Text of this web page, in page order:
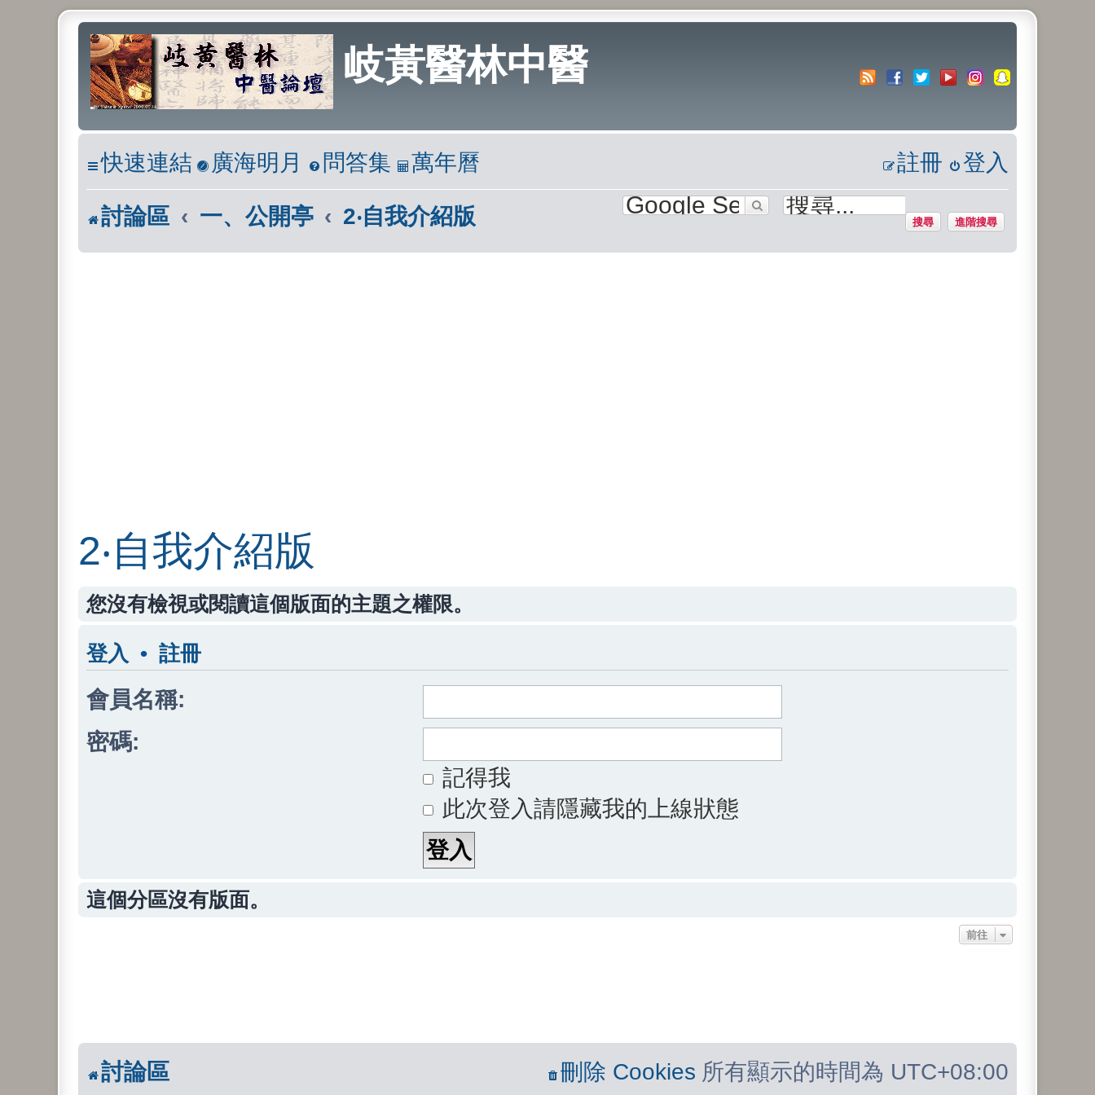
岐黃醫林中醫
快速連結 廣海明月 問答集 萬年曆 登入
註冊
討論區 一、公開亭 2‧自我介紹版 搜尋 進階搜尋
2‧自我介紹版
您沒有檢視或閱讀這個版面的主題之權限。
登入 • 註冊
會員名稱:
密碼:
記得我
此次登入請隱藏我的上線狀態
這個分區沒有版面。
前往
討論區 所有顯示的時間為 UTC+08:00
刪除 Cookies